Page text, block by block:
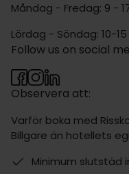
Måndag - Fredag: 9 -
Lördag - Söndag: 10-15
Observera att:
Varför boka med
Billgare än hotellets
Minimum slutstäd
Follow us on social